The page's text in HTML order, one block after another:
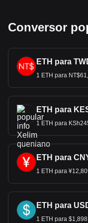
Conversor
ETH para
1 ETH para
ETH para
1 ETH para
ETH para
1 ETH para
ETH para
1 ETH para